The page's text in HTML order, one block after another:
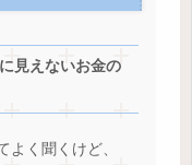
見えないお金の
よく聞くけど、